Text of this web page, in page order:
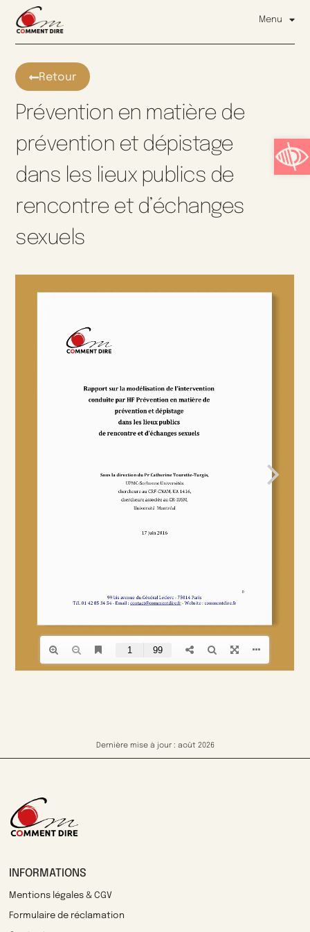
Ouvrir
Menu
Retour
Prévention en matière de
prévention et dépistage
dans les lieux publics de
rencontre et d’échanges
sexuels
Dernière mise à jour : août 2026
INFORMATIONS
Mentions légales & CGV
Formulaire de réclamation